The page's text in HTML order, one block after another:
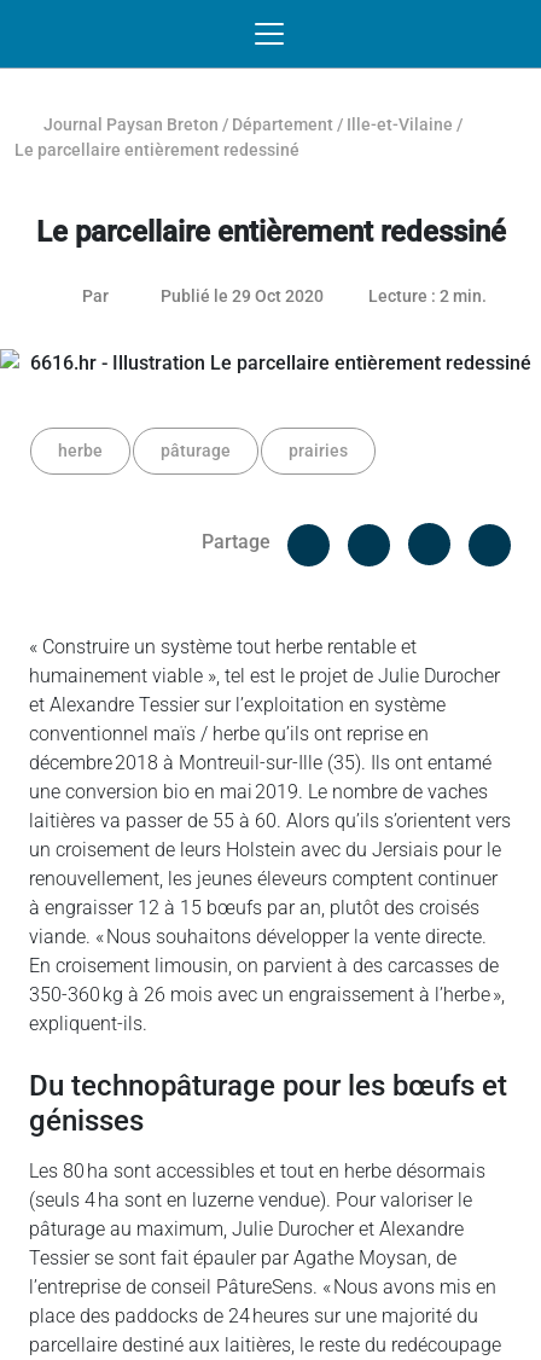
Journal Paysan Breton / Département / Ille-et-Vilaine /
Le parcellaire entièrement redessiné
Le parcellaire entièrement redessiné
Par Publié le 29 Oct 202026 janvier 2021
Lecture : 2 min.
herbe pâturage prairies
Partage
Facebook
« Construire un système tout herbe rentable et
humainement viable », tel est le projet de Julie Durocher
et Alexandre Tessier sur l’exploitation en système
conventionnel maïs / herbe qu’ils ont reprise en
décembre 2018 à Montreuil-sur-Ille (35). Ils ont entamé
une conversion bio en mai 2019. Le nombre de vaches
laitières va passer de 55 à 60. Alors qu’ils s’orientent vers
un croisement de leurs Holstein avec du Jersiais pour le
renouvellement, les jeunes éleveurs comptent continuer
à engraisser 12 à 15 bœufs par an, plutôt des croisés
viande. « Nous souhaitons développer la vente directe.
En croisement limousin, on parvient à des carcasses de
350-360 kg à 26 mois avec un engraissement à l’herbe »,
expliquent-ils.
Du technopâturage pour les bœufs et
génisses
Les 80 ha sont accessibles et tout en herbe désormais
(seuls 4 ha sont en luzerne vendue). Pour valoriser le
pâturage au maximum, Julie Durocher et Alexandre
Tessier se sont fait épauler par Agathe Moysan, de
l’entreprise de conseil PâtureSens. « Nous avons mis en
place des paddocks de 24 heures sur une majorité du
parcellaire destiné aux laitières, le reste du redécoupage